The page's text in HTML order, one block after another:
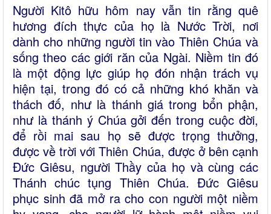
Người Kitô hữu hôm nay vẫn tin rằng quê
hương đích thực của họ là Nước Trời, nơi
dành cho những người tin vào Thiên Chúa và
sống theo các giới răn của Ngài. Niềm tin đó
là một động lực giúp họ đón nhận trách vụ
hiện tại, trong đó có cả những khó khăn và
thách đố, như là thánh giá trong bổn phận,
như là thánh ý Chúa gởi đến trong cuộc đời,
để rồi mai sau họ sẽ được trọng thưởng,
được về trời với Thiên Chúa, được ở bên cạnh
Đức Giêsu, người Thầy của họ và cùng các
Thánh chúc tụng Thiên Chúa. Đức Giêsu
phục sinh đã mở ra cho con người một niềm